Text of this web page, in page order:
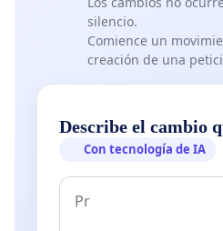
silencio.
Comience un
creación de una
Describe el cambio
Con tecnología de IA